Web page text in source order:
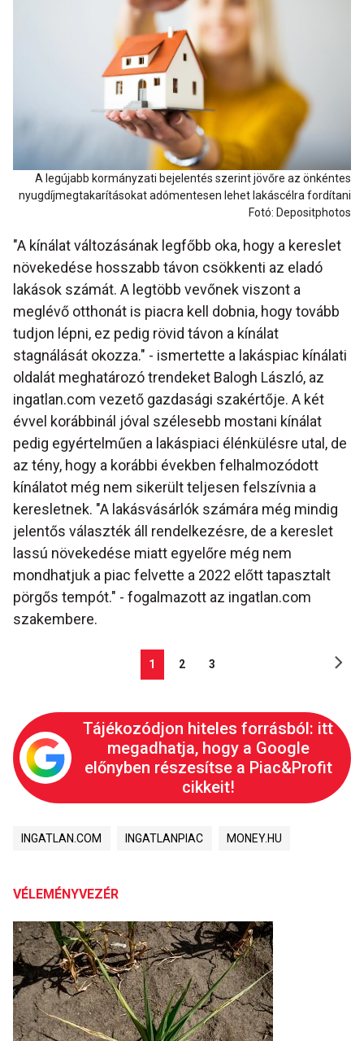
A legújabb kormányzati bejelentés szerint jövőre az önkéntes
nyugdíjmegtakarításokat adómentesen lehet lakáscélra fordítani
Fotó: Depositphotos
"A kínálat változásának legfőbb oka, hogy a kereslet
növekedése hosszabb távon csökkenti az eladó
lakások számát. A legtöbb vevőnek viszont a
meglévő otthonát is piacra kell dobnia, hogy tovább
tudjon lépni, ez pedig rövid távon a kínálat
stagnálását okozza." - ismertette a lakáspiac kínálati
oldalát meghatározó trendeket Balogh László, az
ingatlan.com vezető gazdasági szakértője. A két
évvel korábbinál jóval szélesebb mostani kínálat
pedig egyértelműen a lakáspiaci élénkülésre utal, de
az tény, hogy a korábbi években felhalmozódott
kínálatot még nem sikerült teljesen felszívnia a
keresletnek. "A lakásvásárlók számára még mindig
jelentős választék áll rendelkezésre, de a kereslet
lassú növekedése miatt egyelőre még nem
mondhatjuk a piac felvette a 2022 előtt tapasztalt
pörgős tempót." - fogalmazott az ingatlan.com
szakembere.
1 2 3
Tájékozódjon hiteles forrásból: itt
megadhatja, hogy a Google
előnyben részesítse a Piac&Profit
cikkeit!
INGATLAN.COM INGATLANPIAC MONEY.HU
VÉLEMÉNYVEZÉR